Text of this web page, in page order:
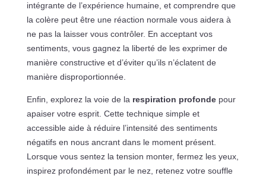
intégrante de l’expérience humaine, et comprendre que
la colère peut être une réaction normale vous aidera à
ne pas la laisser vous contrôler. En acceptant vos
sentiments, vous gagnez la liberté de les exprimer de
manière constructive et d’éviter qu’ils n’éclatent de
manière disproportionnée.
Enfin, explorez la voie de la respiration profondepour
apaiser votre esprit. Cette technique simple et
accessible aide à réduire l’intensité des sentiments
négatifs en nous ancrant dans le moment présent.
Lorsque vous sentez la tension monter, fermez les yeux,
inspirez profondément par le nez, retenez votre souffle